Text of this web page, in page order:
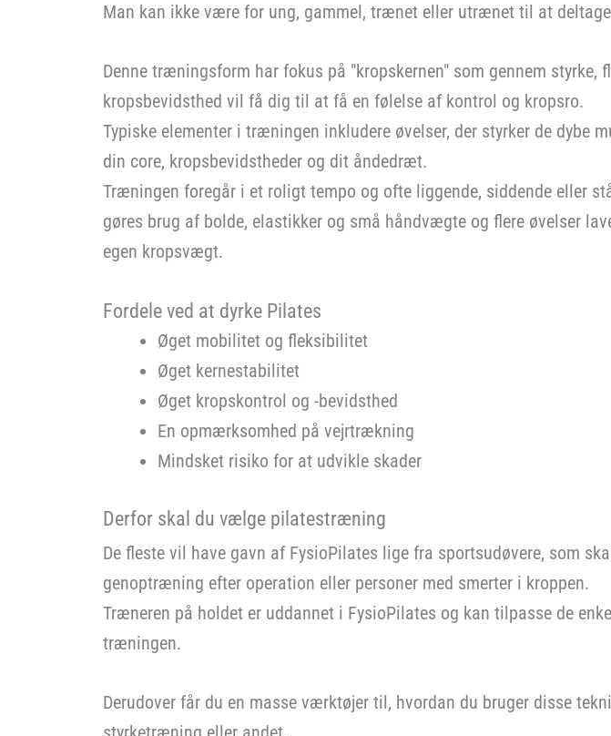
Man kan ikke være for ung, gammel, trænet eller utrænet til at
Denne træningsform har fokus på "kropskernen" som gennem styrke,
kropsbevidsthed vil få dig til at få en følelse af kontrol og kropsro.
Typiske elementer i træningen inkludere øvelser, der styrker de dybe
din core, kropsbevidstheder og dit åndedræt.
Træningen foregår i et roligt tempo og ofte liggende, siddende eller
gøres brug af bolde, elastikker og små håndvægte og flere øvelser
egen kropsvægt.
Fordele ved at dyrke Pilates
Øget mobilitet og fleksibilitet
Øget kernestabilitet
Øget kropskontrol og -bevidsthed
En opmærksomhed på vejrtrækning
Mindsket risiko for at udvikle skader
Derfor skal du vælge pilatestræning
De fleste vil have gavn af FysioPilates lige fra sportsudøvere, som
genoptræning efter operation eller personer med smerter i kroppen.
Træneren på holdet er uddannet i FysioPilates og kan tilpasse de
træningen.
Derudover får du en masse værktøjer til, hvordan du bruger disse